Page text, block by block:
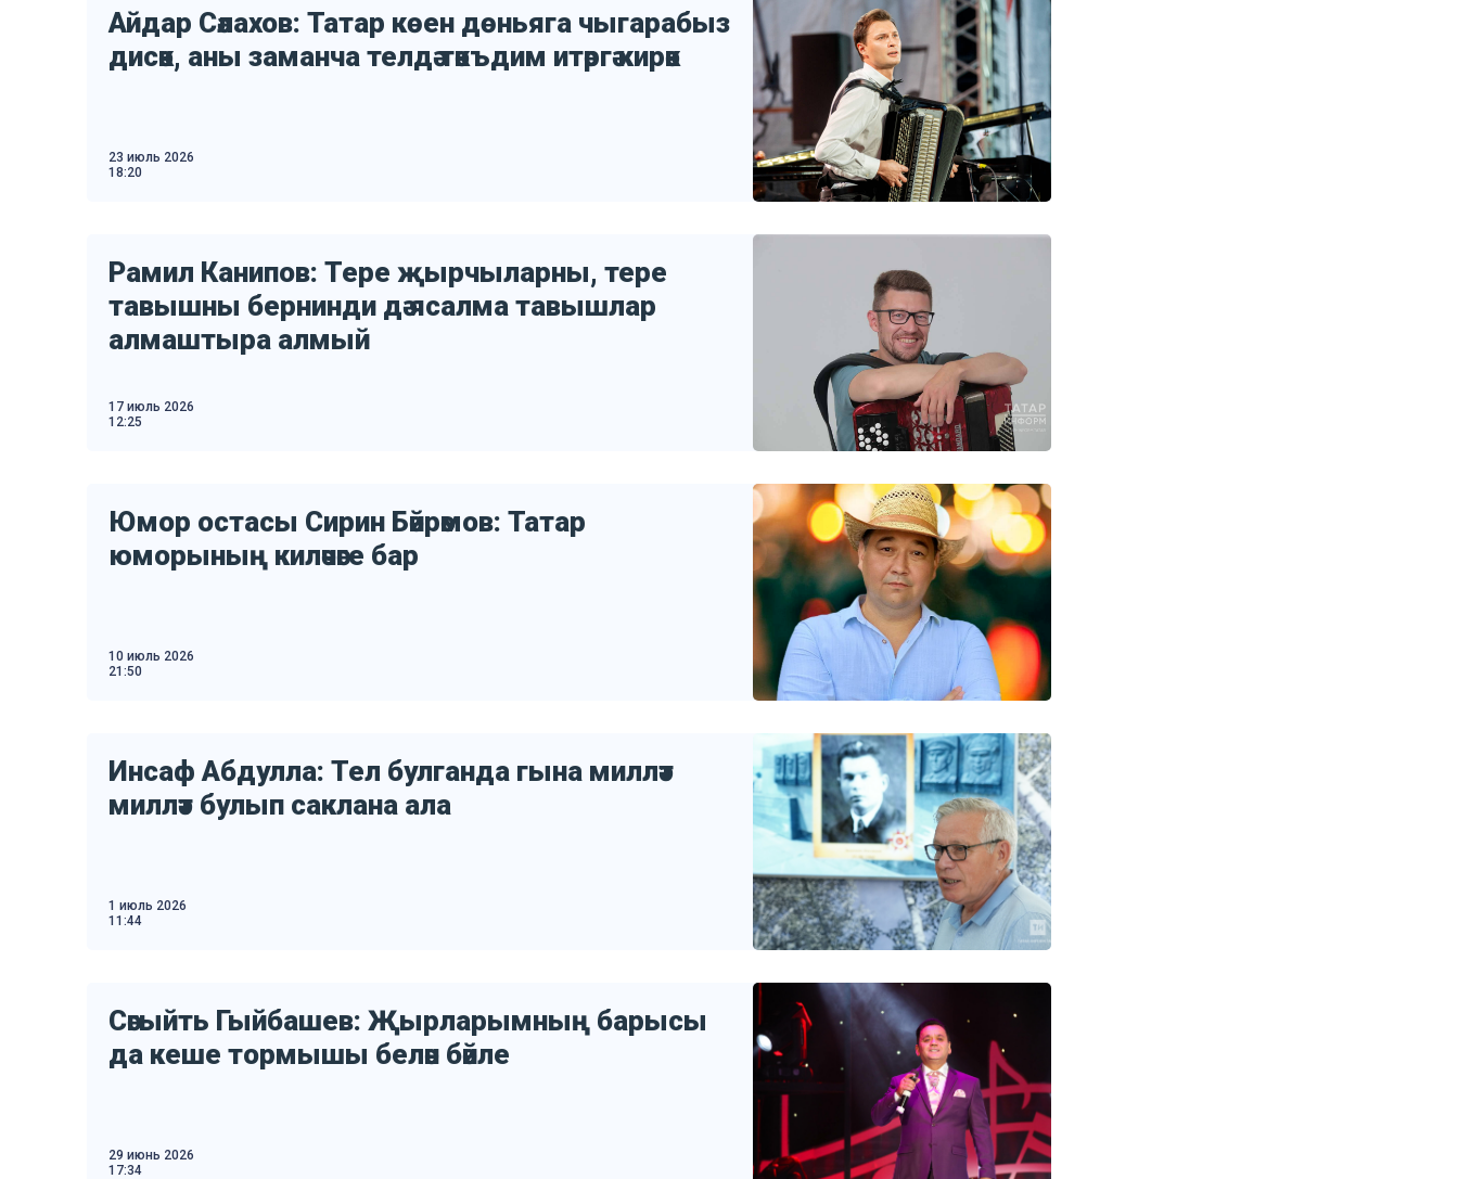
Айдар Сәлахов: Татар көен дөньяга чыгарабыз
дисәк, аны заманча телдә тәкъдим итәргә кирәк
23 июль 2026
18:20
Рамил Канипов: Тере җырчыларны, тере
тавышны бернинди дә ясалма тавышлар
алмаштыра алмый
17 июль 2026
12:25
Юмор остасы Сирин Бәйрәмов: Татар
юморының киләчәге бар
10 июль 2026
21:50
Инсаф Абдулла: Тел булганда гына милләт
милләт булып саклана ала
1 июль 2026
11:44
Сәгыйть Гыйбашев: Җырларымның барысы
да кеше тормышы белән бәйле
29 июнь 2026
17:34